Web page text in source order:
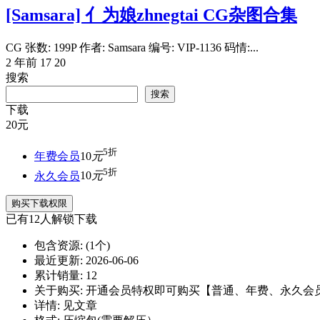
[Samsara] 亻为娘zhnegtai CG杂图合集
CG 张数: 199P 作者: Samsara 编号: VIP-1136 码情:...
2 年前 17 20
搜索
搜索
下载
20元
年费会员10元5折
永久会员10元5折
购买下载权限
已有12人解锁下载
包含资源: (1个)
最近更新: 2026-06-06
累计销量: 12
关于购买: 开通会员特权即可购买【普通、年费、永久会
详情: 见文章